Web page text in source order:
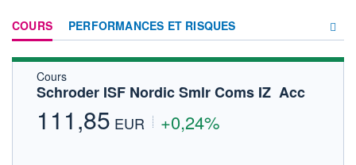
COURS PERFORMANCES ET RISQUES
FORUM
Cours
Schroder ISF Nordic Smlr Coms IZ  Acc
111,85 EUR +0,24%